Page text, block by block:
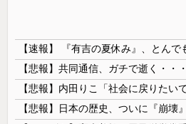
【悲報】共同通信、ガチで逝く・・
【悲報】内田りこ「社会に戻りたいで
【悲報】日本の歴史、ついに『崩壊